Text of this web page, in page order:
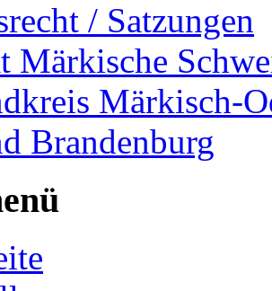
/ Satzungen
Märkische
Märkisch-
Brandenburg